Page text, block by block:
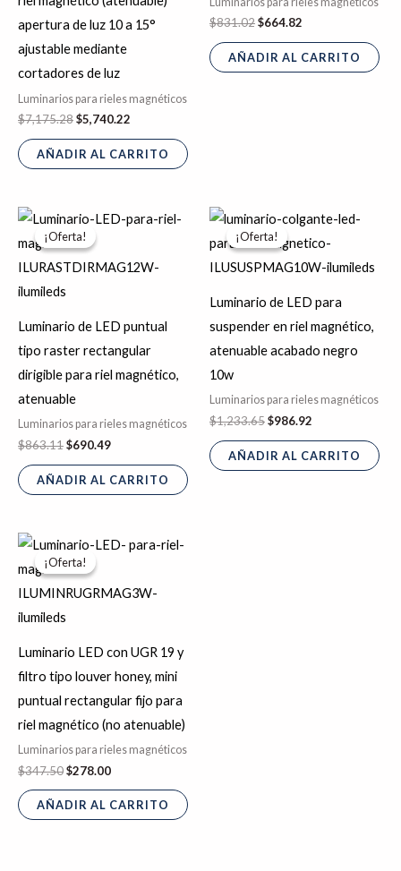
apertura de luz 10 a 15°
ajustable mediante
cortadores de luz
Luminarios para rieles magnéticos
$7,175.28$5,740.22
AÑADIR AL CARRITO
$831.02$664.82
AÑADIR AL CARRITO
¡Oferta!
¡Oferta!
Luminario de LED puntual
tipo raster rectangular
dirigible para riel magnético,
atenuable
Luminarios para rieles magnéticos
$863.11
El
precio
original
era:
$863.11.
$690.49
El
precio
es:
$690.49.
AÑADIR AL CARRITO
¡Oferta!
¡Oferta!
Luminario de LED para
suspender en riel magnético,
atenuable acabado negro
10w
Luminarios para rieles magnéticos
$1,233.65
El
precio
original
era:
$1,233.65.
$986.92
El
precio
actual
es:
$986.92.
AÑADIR AL CARRITO
¡Oferta!
¡Oferta!
Luminario LED con UGR 19 y
filtro tipo louver honey, mini
puntual rectangular fijo para
riel magnético (no atenuable)
Luminarios para rieles magnéticos
$347.50
El
precio
original
era:
$347.50.
$278.00
El
precio
es:
$278.00.
AÑADIR AL CARRITO